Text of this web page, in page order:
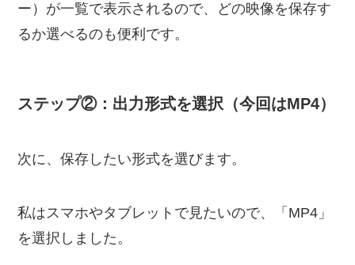
ー）が一覧で表示されるので、どの映像を保存す
るか選べるのも便利です。
ステップ②：出力形式を選択（今回はMP4）
次に、保存したい形式を選びます。
私はスマホやタブレットで見たいので、「MP4」
を選択しました。